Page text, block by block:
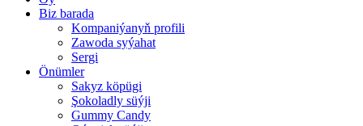
Biz barada
Kompaniýanyň profili
Zawoda syýahat
Sergi
Önümler
Sakyz köpügi
Şokoladly süýji
Gummy Candy